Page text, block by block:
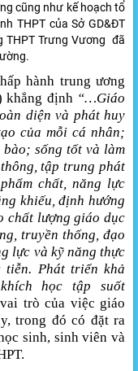
cũng như kế hoạch tổ
THPT của Sở GD&ĐT
THPT Trưng Vương đã
hành trung ương
khẳng định “…Giáo
diện và phát huy
của mỗi cá nhân;
bào; sống tốt và làm
tập trung phát
chất, năng lực
khiếu, định hướng
chất lượng giáo dục
truyền thống, đạo
lực và kỹ năng thực
tiễn. Phát triển khả
học tập suốt
trò của việc giáo
trong đó có đặt ra
sinh, sinh viên và